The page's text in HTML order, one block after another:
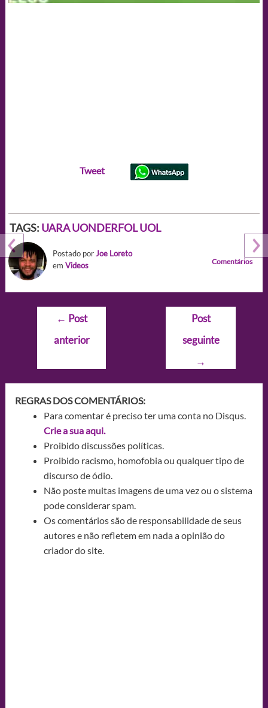
Tweet
TAGS: UARA UONDERFOL UOL
Postado porJoe Loreto
em Videos Comentários
Navegação
Post
← Post
anterior
Post
seguinte
→
REGRAS DOS COMENTÁRIOS:
Para comentar é preciso ter uma conta no Disqus.
Crie a sua aqui.
Proibido discussões políticas.
Proibido racismo, homofobia ou qualquer tipo de
discurso de ódio.
Não poste muitas imagens de uma vez ou o sistema
pode considerar spam.
Os comentários são de responsabilidade de seus
autores e não refletem em nada a opinião do
criador do site.